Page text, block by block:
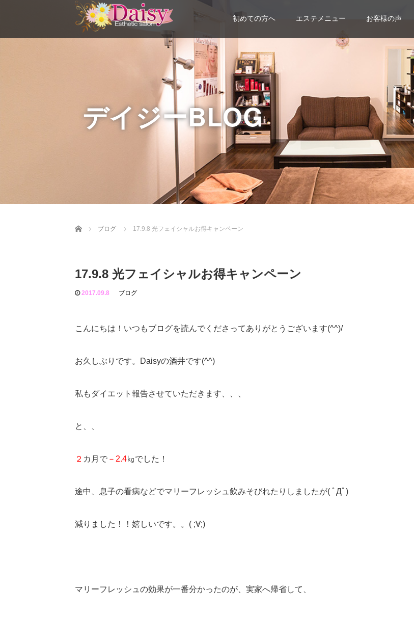
初めての方へ エステメニュー お客様の声
デイジーBLOG
Home ブログ 17.9.8 光フェイシャルお得キャンペーン
17.9.8 光フェイシャルお得キャンペーン
2017.09.8 ブログ
こんにちは！いつもブログを読んでくださってありがとうございます(^^)/
お久しぶりです。Daisyの酒井です(^^)
私もダイエット報告させていただきます、、、
と、、
２ カ月で －2.4㎏でした！
途中、息子の看病などでマリーフレッシュ飲みそびれたりしましたが( ﾟДﾟ)
減りました！！嬉しいです。。( ;∀;)
マリーフレッシュの効果が一番分かったのが、実家へ帰省して、